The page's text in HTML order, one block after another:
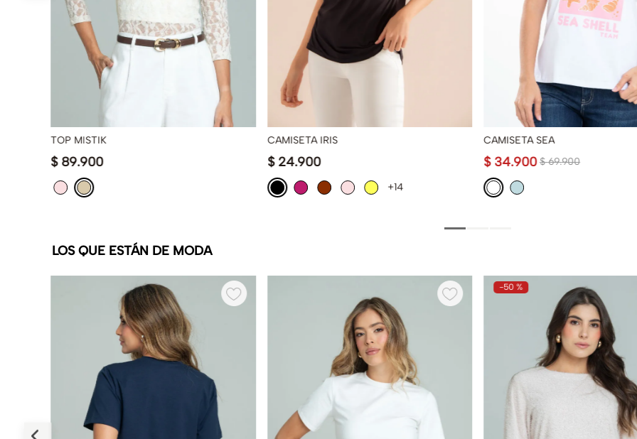
TOP MISTIK
$ 89.900
CAMISETA IRIS
$ 24.900
+14
CAMISETA SEA
$ 69.900
$ 34.900
LOS QUE ESTÁN DE MODA
-50 %